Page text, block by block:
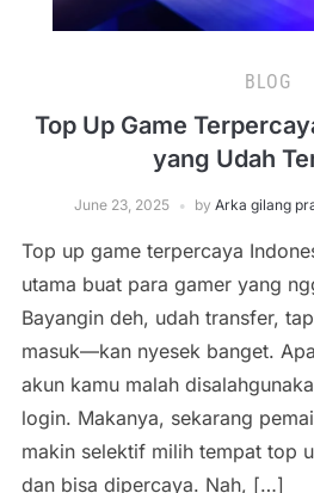
BLOG
Top Up Game
yang Udah
June 23, 2025 by Arka gilang
Top up game terpercaya
utama buat para gamer yang
Bayangin deh, udah transfer,
masuk—kan nyesek banget.
akun kamu malah
login. Makanya, sekarang
makin selektif milih tempat top
dan bisa dipercaya. Nah, […]